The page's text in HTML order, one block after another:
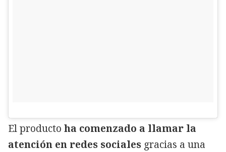
El producto ha comenzado a llamar la
atención en redes sociales gracias a una